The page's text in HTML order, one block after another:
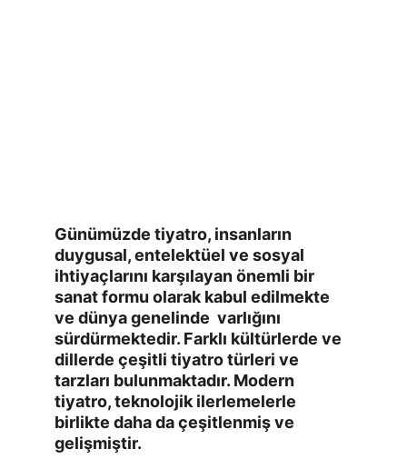
Günümüzde tiyatro, insanların
duygusal, entelektüel ve sosyal
ihtiyaçlarını karşılayan önemli bir
sanat formu olarak kabul edilmekte
ve dünya genelinde  varlığını
sürdürmektedir. Farklı kültürlerde ve
dillerde çeşitli tiyatro türleri ve
tarzları bulunmaktadır. Modern
tiyatro, teknolojik ilerlemelerle
birlikte daha da çeşitlenmiş ve
gelişmiştir.